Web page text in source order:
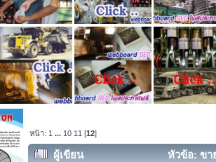
หน้า: 1 ... 10 11 [12]
ผู้เขียน
หัวข้อ: ขา